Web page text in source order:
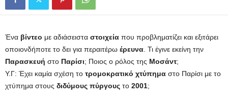
Ένα βίντεο με αδιάσειστα στοιχεία που προβληματίζει και εξιτάρει
οποιονδήποτε το δει για περαιτέρω έρευνα . Τι έγινε εκείνη την
Παρασκευή στο Παρίσι; Ποιος ο ρόλος της Μοσάντ;
Υ.Γ: Έχει καμία σχέση το τρομοκρατικό χτύπημα στο Παρίσι με το
χτύπημα στους διδύμους πύργους το 2001;